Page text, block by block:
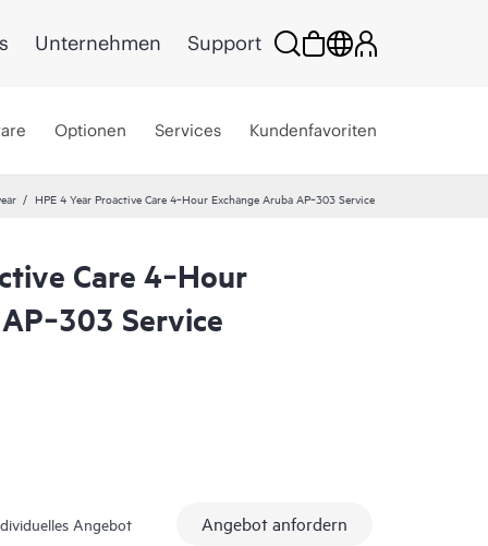
Unternehmen Support
Optionen Services Kundenfavoriten
HPE 4 Year Proactive Care 4‑Hour Exchange Aruba AP‑303 Service
Care 4‑Hour
Service
Angebot Angebot anfordern